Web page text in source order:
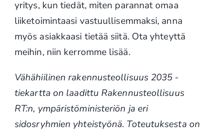
yritys, kun tiedät, miten parannat omaa
liiketoimintaasi vastuullisemmaksi, anna
myös asiakkaasi tietää siitä. Ota yhteyttä
meihin, niin kerromme lisää.
Vähähiilinen rakennusteollisuus 2035 -
tiekartta on laadittu Rakennusteollisuus
RT:n, ympäristöministeriön ja eri
sidosryhmien yhteistyönä. Toteutuksesta on